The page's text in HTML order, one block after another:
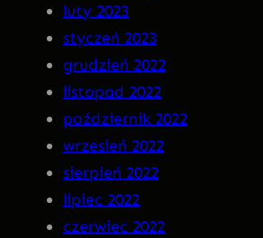
luty 2023
styczeń 2023
grudzień 2022
listopad 2022
październik 2022
wrzesień 2022
sierpień 2022
lipiec 2022
czerwiec 2022